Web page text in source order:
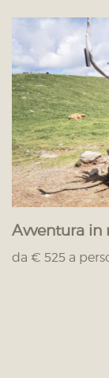
Avventura
da € 525 a